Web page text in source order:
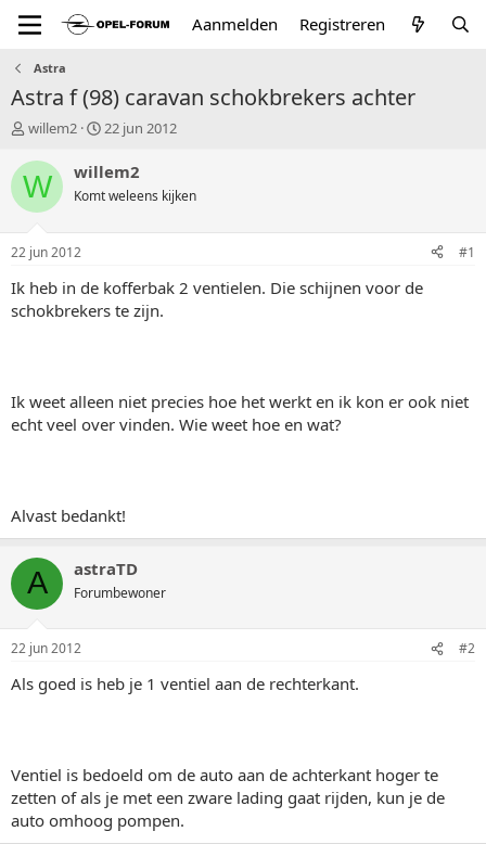
Aanmelden Registreren
Astra
Astra f (98) caravan schokbrekers achter
T
p
i
t
a
r
t
e
willem2
S
a
t
u
22 jun 2012
W willem2
Komt weleens kijken
22 jun 2012 #1
Ik heb in de kofferbak 2 ventielen. Die schijnen voor de
schokbrekers te zijn.
Ik weet alleen niet precies hoe het werkt en ik kon er ook niet
echt veel over vinden. Wie weet hoe en wat?
Alvast bedankt!
A astraTD
Forumbewoner
22 jun 2012 #2
Als goed is heb je 1 ventiel aan de rechterkant.
Ventiel is bedoeld om de auto aan de achterkant hoger te
zetten of als je met een zware lading gaat rijden, kun je de
auto omhoog pompen.